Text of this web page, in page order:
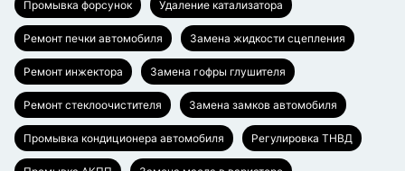
Промывка форсунок Удаление катализатора
Ремонт печки автомобиля Замена жидкости сцепления
Ремонт инжектора Замена гофры глушителя
Ремонт стеклоочистителя Замена замков автомобиля
Промывка кондиционера автомобиля Регулировка ТНВД